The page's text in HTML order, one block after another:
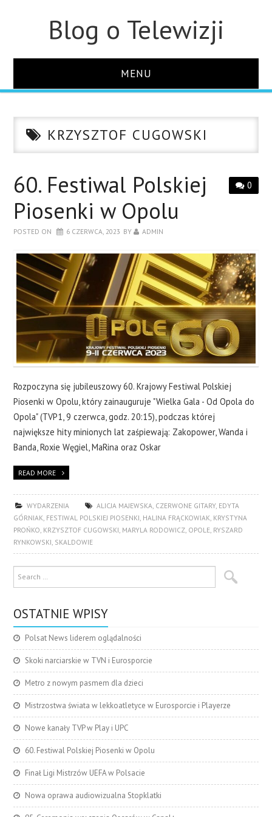
Blog o Telewizji
MENU
O STRONIEKRZYSZTOF CUGOWSKI
0
60. Festiwal Polskiej
Piosenki w Opolu
POSTED ON 6 CZERWCA, 2023 BY ADMIN
Rozpoczyna się jubileuszowy 60. Krajowy Festiwal Polskiej
Piosenki w Opolu, który zainauguruje "Wielka Gala - Od Opola do
Opola" (TVP1, 9 czerwca, godz. 20:15), podczas której
największe hity minionych lat zaśpiewają: Zakopower, Wanda i
Banda, Roxie Węgiel, MaRina oraz Oskar
READ MORE
WYDARZENIA ALICJA MAJEWSKA, CZERWONE GITARY, EDYTA
GÓRNIAK, FESTIWAL POLSKIEJ PIOSENKI, HALINA FRĄCKOWIAK, KRYSTYNA
PROŃKO, KRZYSZTOF CUGOWSKI, MARYLA RODOWICZ, OPOLE, RYSZARD
RYNKOWSKI, SKALDOWIE
OSTATNIE WPISY
Polsat News liderem oglądalności
Skoki narciarskie w TVN i Eurosporcie
Metro z nowym pasmem dla dzieci
Mistrzostwa świata w lekkoatletyce w Eurosporcie i Playerze
Nowe kanały TVP w Play i UPC
60. Festiwal Polskiej Piosenki w Opolu
Finał Ligi Mistrzów UEFA w Polsacie
Nowa oprawa audiowizualna Stopklatki